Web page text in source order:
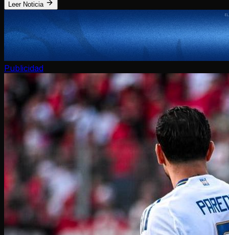
Leer Noticia
Publicidad